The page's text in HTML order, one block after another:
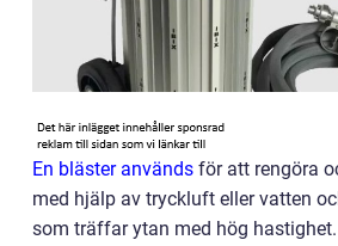
En bläster används för att rengöra
med hjälp av tryckluft eller vatten
som träffar ytan med hög